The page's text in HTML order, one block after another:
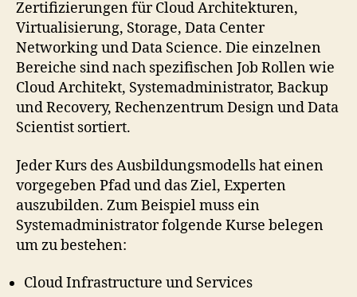
Zertifizierungen für Cloud Architekturen,
Virtualisierung, Storage, Data Center
Networking und Data Science. Die einzelnen
Bereiche sind nach spezifischen Job Rollen wie
Cloud Architekt, Systemadministrator, Backup
und Recovery, Rechenzentrum Design und Data
Scientist sortiert.
Jeder Kurs des Ausbildungsmodells hat einen
vorgegeben Pfad und das Ziel, Experten
auszubilden. Zum Beispiel muss ein
Systemadministrator folgende Kurse belegen
um zu bestehen:
Cloud Infrastructure und Services